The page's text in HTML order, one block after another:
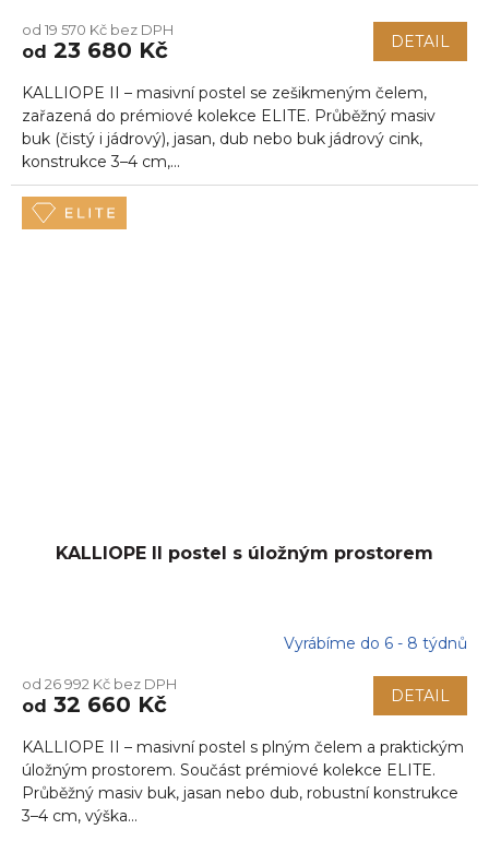
produktu
je
z
5
hvězdiček.
od 19 570 Kč bez DPH
od 23 680 Kč DETAIL
KALLIOPE II – masivní postel se zešikmeným čelem,
zařazená do prémiové kolekce ELITE. Průběžný masiv
buk (čistý i jádrový), jasan, dub nebo buk jádrový cink,
konstrukce 3–4 cm,...
KALLIOPE II postel s úložným prostorem
Vyrábíme do 6 - 8 týdnů
od 26 992 Kč bez DPH
od 32 660 Kč DETAIL
KALLIOPE II – masivní postel s plným čelem a praktickým
úložným prostorem. Součást prémiové kolekce ELITE.
Průběžný masiv buk, jasan nebo dub, robustní konstrukce
3–4 cm, výška...